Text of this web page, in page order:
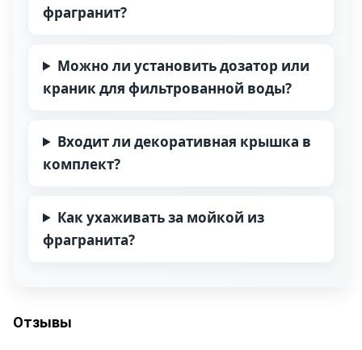
фрагранит?
Можно ли установить дозатор или
краник для фильтрованной воды?
Входит ли декоративная крышка в
комплект?
Как ухаживать за мойкой из
фрагранита?
Отзывы